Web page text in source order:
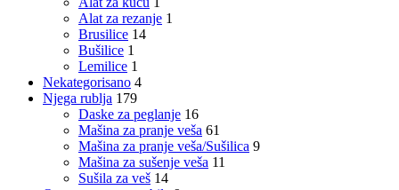
Alat za rezanje 1
Brusilice 14
Bušilice 1
Lemilice 1
Nekategorisano 4
Njega rublja 179
Daske za peglanje 16
Mašina za pranje veša 61
Mašina za pranje veša/Sušilica 9
Mašina za sušenje veša 11
Sušila za veš 14